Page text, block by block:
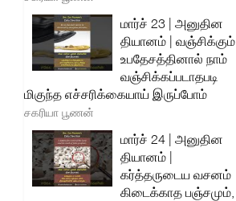
மார்ச் 23 | அனுதின
தியானம் | வஞ்சிக்கும்
உபதேசத்தினால் நாம்
வஞ்சிக்கப்படாதபடி
மிகுந்த எச்சரிக்கையாய் இருப்போம்
சகரியா பூணன்
மார்ச் 24 | அனுதின
தியானம் |
கர்த்தருடைய வசனம்
கிடைக்காத பஞ்சமும்,